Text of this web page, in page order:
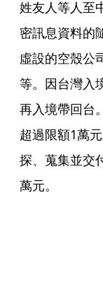
姓友人等人至
密訊息資料的
虛設的空殼公
等。因台灣入
再入境帶回台
超過限額1萬
探、蒐集並交
萬元。